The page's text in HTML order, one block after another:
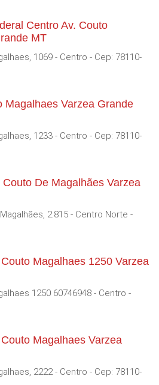
Centro Av. Couto
MT
1069 - Centro - Cep: 78110-
Magalhaes Varzea Grande
1233 - Centro - Cep: 78110-
De Magalhães Varzea
2.815 - Centro Norte -
Magalhaes 1250 Varzea
1250 60746948 - Centro -
Magalhaes Varzea
2222 - Centro - Cep: 78110-